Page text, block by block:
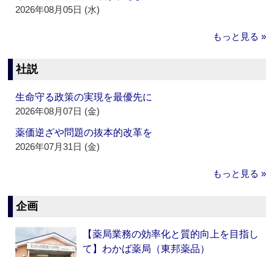
2026年08月05日 (水)
もっと見る »
社説
生命守る政策の実現を最優先に
2026年08月07日 (金)
薬価逆ざや問題の抜本的改革を
2026年07月31日 (金)
もっと見る »
企画
【薬局業務の効率化と質的向上を目指し
て】わかば薬局（東邦薬品）